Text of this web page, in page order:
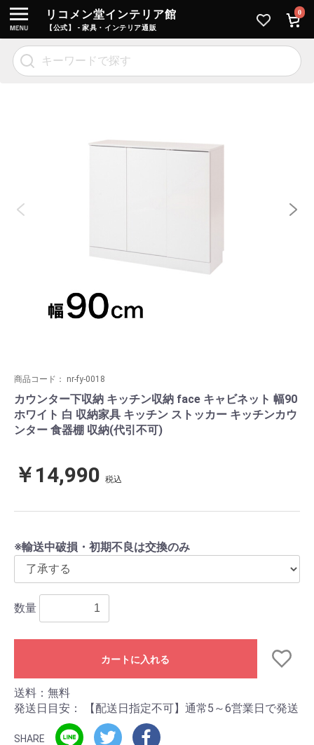
リコメン堂インテリア館
【公式】 - 家具・インテリア通販
0
商品コード： nr-fy-0018
カウンター下収納 キッチン収納 face キャビネット 幅90
ホワイト 白 収納家具 キッチン ストッカー キッチンカウ
ンター 食器棚 収納(代引不可)
￥14,990 税込
※輸送中破損・初期不良は交換のみ
数量
カートに入れる
送料：無料
発送日目安：
【配送日指定不可】通常5～6営業日で発送
SHARE